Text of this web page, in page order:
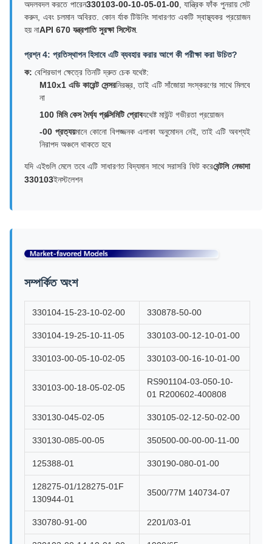
অদলবদল করতে পারেন330103-00-10-05-01-00, যান্ত্রিক ফাঁক পুনরায় সেট
করুন, এবং চলমান অবিরত. কোন র্যাক টিউনিং সাধারণত একটি স্বাস্থ্যকর প্রয়োজন
হয় নাAPI 670 যন্ত্রপাতি সুরক্ষা সিস্টেম.
প্রশ্ন 4: প্রতিস্থাপন হিসাবে এটি ব্যবহার করার আগে কী পরীক্ষা করা উচিত?
ক: বেশিরভাগ ক্ষেত্রে তিনটি দ্রুত চেক যথেষ্ট:
M10x1 এডি কারেন্ট সেন্সরনিরস্ত্র, তাই এটি সাঁজোয়া সংস্করণের সাথে মিলবে
না
100 মিমি কেস দৈর্ঘ্য প্রক্সিমিটি প্রোবযথেষ্ট মাউন্ট গভীরতা প্রয়োজন
-00 প্রত্যয়মানে কোনো বিপজ্জনক এলাকা অনুমোদন নেই, তাই এটি অবশ্যই
নিরাপদ অঞ্চলে থাকতে হবে
যদি এইগুলি মেলে তবে এটি সাধারণত বিদ্যমান সাথে সরাসরি ফিট করেবেন্টলি নেভাদা
330103ইনস্টলেশন
সম্পর্কিত অংশ
330104-15-23-10-02-00 330878-50-00
330104-19-25-10-11-05 330103-00-12-10-01-00
330103-00-05-10-02-05 330103-00-16-10-01-00
330103-00-18-05-02-05
RS901104-03-050-10-
01 R200602-400808
330130-045-02-05 330105-02-12-50-02-00
330130-085-00-05 350500-00-00-00-11-00
125388-01 330190-080-01-00
128275-01/128275-01F
130944-01
3500/77M 140734-07
330780-91-00 2201/03-01